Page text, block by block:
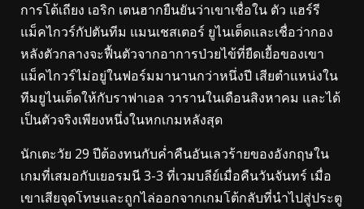
การโต้เถียง เอริก เตนฮากยืนยันว่าเขาเชื่อใน ตัว แฮร์รี
แม็คไกวร์กัปตันทีม แมนเชสเตอร์ ยูไนเต็ดและเชื่อว่ากอง
หลังตัวกลางจะฟื้นตัวจากอาการป่วยไข้ที่ยืดเยื้อของเขา
แม็คไกวร์ไม่อยู่ในฟอร์มมานานกว่าหนึ่งปี เสียตำแหน่งใน
ทีมยูไนเต็ดให้กับราฟาเอล วารานในเดือนสิงหาคม และได้
เป็นตัวจริงเพียงหนึ่งในหกเกมหลังสุด
นักเตะวัย 29 ปีต้องทนกับค่ำคืนอันเลวร้ายของอังกฤษใน
เกมที่เสมอกับเยอรมนี 3-3 ที่เวมบลีย์เมื่อคืนวันจันทร์ เมื่อ
เขาเสียจุดโทษและถูกไล่ออกจากเกมโต้กลับที่นำไปสู่ประตู